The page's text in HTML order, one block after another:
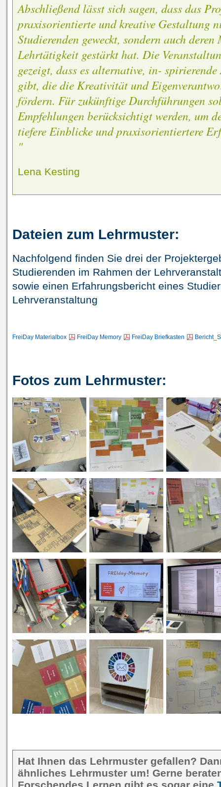
Abschließend lässt sich sagen, dass das
praxisorientierte und kreative Gestaltung
Studierenden geweckt, sondern auch
Lehrtätigkeit gestärkt hat. Die
gezeigt, dass es alternative, in-
gibt, die die Kreativität und
fördern. Für zukünftige Durchführungen
Empfehlungen berücksichtigt werden, um
tiefere Einblicke und praxisorientiertere
"
Lena Kesting
Dateien zum Lehrmuster:
Nachfolgend finden Sie drei der
Studierenden im Rahmen der
sowie einen Erfahrungsbericht eines
Lehrveranstaltung
FreiDay Materialbox FreiDay Memory FreiDay Briefkasten
Fotos zum Lehrmuster:
Hat Ihnen das Lehrmuster gefallen?
ähnliches Lehrmuster um! Gerne